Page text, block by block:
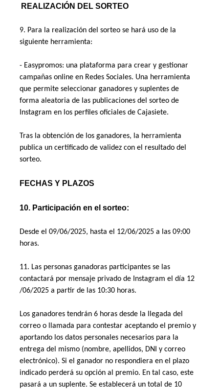
REALIZACIÓN DEL SORTEO
9. Para la realización del sorteo se hará uso de la
siguiente herramienta:
- Easypromos: una plataforma para crear y gestionar
campañas online en Redes Sociales. Una herramienta
que permite seleccionar ganadores y suplentes de
forma aleatoria de las publicaciones del sorteo de
Instagram en los perfiles oficiales de Cajasiete.
Tras la obtención de los ganadores, la herramienta
publica un certificado de validez con el resultado del
sorteo.
FECHAS Y PLAZOS
10. Participación en el sorteo:
Desde el 09/06/2025, hasta el 12/06/2025 a las 09:00
horas.
11. Las personas ganadoras participantes se las
contactará por mensaje privado de Instagram el día 12
/06/2025 a partir de las 10:30 horas.
Los ganadores tendrán 6 horas desde la llegada del
correo o llamada para contestar aceptando el premio y
aportando los datos personales necesarios para la
entrega del mismo (nombre, apellidos, DNI y correo
electrónico). Si el ganador no respondiera en el plazo
indicado perderá su opción al premio. En tal caso, este
pasará a un suplente. Se establecerá un total de 10